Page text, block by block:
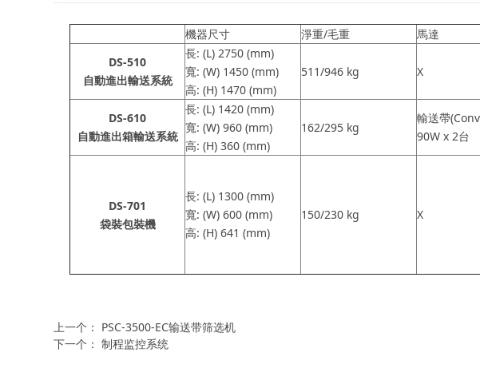
機器尺寸 淨重/毛重 馬達
DS-510
自動進出輸送系統
長: (L) 2750 (mm)
寬: (W) 1450 (mm)
高: (H) 1470 (mm)
511/946 kg X
DS-610
自動進出箱輸送系統
長: (L) 1420 (mm)
寬: (W) 960 (mm)
高: (H) 360 (mm)
162/295 kg
輸送帶
90W x 2台
DS-701
袋裝包裝機
長: (L) 1300 (mm)
寬: (W) 600 (mm)
高: (H) 641 (mm)
150/230 kg X
上一个： PSC-3500-EC输送带筛选机
下一个： 制程监控系统